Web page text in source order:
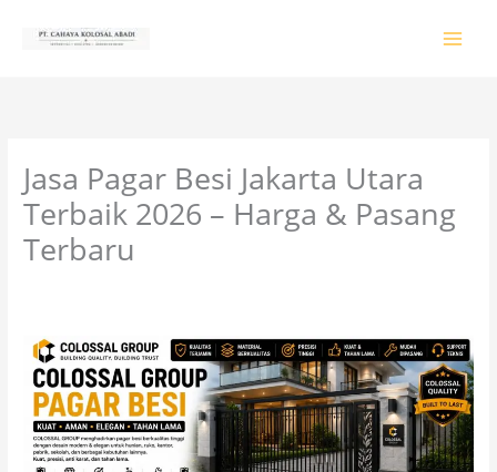
Jasa Pagar Besi Jakarta Utara
Terbaik 2026 – Harga & Pasang
Terbaru